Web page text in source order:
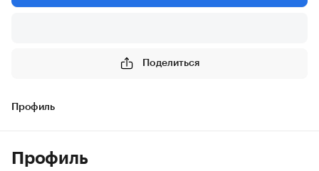
Поделиться
Профиль
Профиль